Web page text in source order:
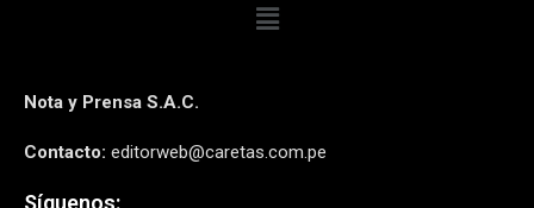
Nota y Prensa S.A.C.
Contacto: editorweb@caretas.com.pe